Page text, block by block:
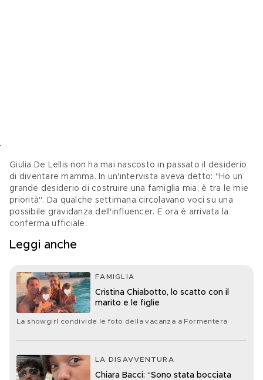
Giulia De Lellis non ha mai nascosto in passato il desiderio
di diventare mamma. In un'intervista aveva detto: "Ho un
grande desiderio di costruire una famiglia mia, è tra le mie
priorità". Da qualche settimana circolavano voci su una
possibile gravidanza dell'influencer. E ora è arrivata la
conferma ufficiale.
Leggi anche
FAMIGLIA
Cristina Chiabotto, lo scatto con il
marito e le figlie
La showgirl condivide le foto della vacanza a Formentera
LA DISAVVENTURA
Chiara Bacci: “Sono stata bocciata